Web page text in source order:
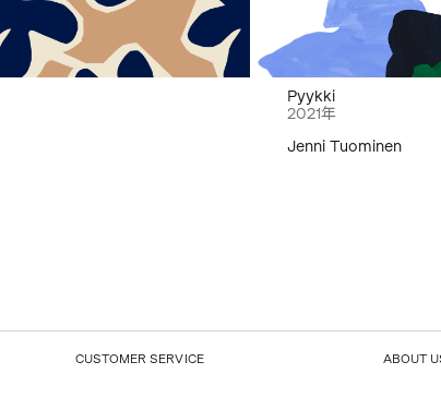
Pyykki
2021年
Jenni Tuominen
CUSTOMER SERVICE ABOUT